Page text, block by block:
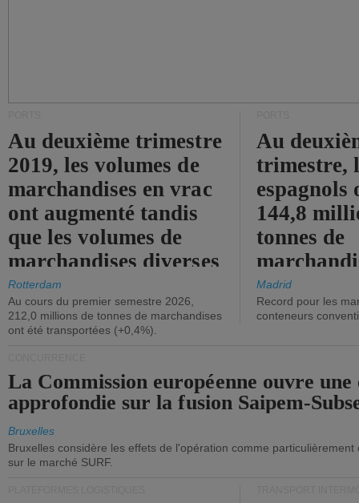
Au deuxième trimestre
2019, les volumes de
marchandises en vrac
ont augmenté tandis
que les volumes de
marchandises diverses
ont diminué.
Rotterdam
Au cours du premier semestre 2026,
212,0 millions de tonnes de marchandises
ont été transportées (+0,4%).
Au
trimestre,
144,8
tonnes de
(+2,9%).
Madrid
Record pour les
conteneurs
La Commission européenne ouvre une
approfondie sur la fusion Saipem-
Bruxelles
Bruxelles considère les effets de l'opération comme
sur le marché SURF.